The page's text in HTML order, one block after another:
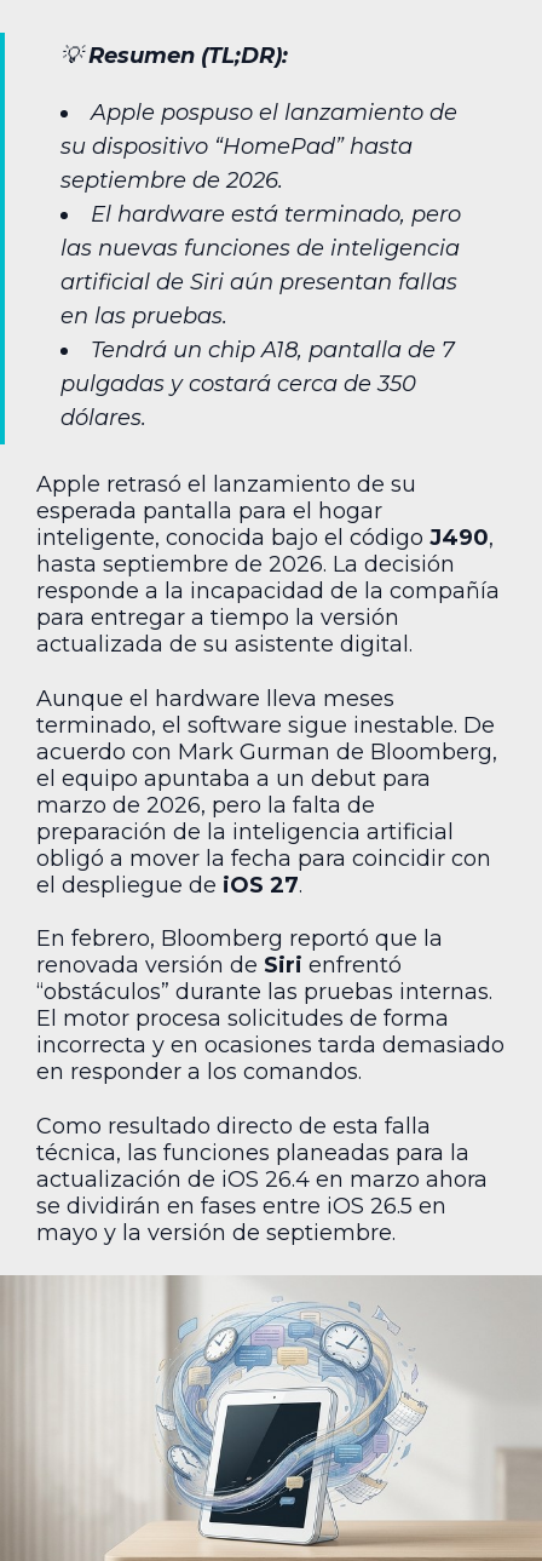
💡Resumen (TL;DR):
Apple pospuso el lanzamiento de
su dispositivo “HomePad” hasta
septiembre de 2026.
El hardware está terminado, pero
las nuevas funciones de inteligencia
artificial de Siri aún presentan fallas
en las pruebas.
Tendrá un chip A18, pantalla de 7
pulgadas y costará cerca de 350
dólares.
Apple retrasó el lanzamiento de su
esperada pantalla para el hogar
inteligente, conocida bajo el código J490,
hasta septiembre de 2026. La decisión
responde a la incapacidad de la compañía
para entregar a tiempo la versión
actualizada de su asistente digital.
Aunque el hardware lleva meses
terminado, el software sigue inestable. De
acuerdo con Mark Gurman de Bloomberg,
el equipo apuntaba a un debut para
marzo de 2026, pero la falta de
preparación de la inteligencia artificial
obligó a mover la fecha para coincidir con
el despliegue de iOS 27.
En febrero, Bloomberg reportó que la
renovada versión de Siri enfrentó
“obstáculos” durante las pruebas internas.
El motor procesa solicitudes de forma
incorrecta y en ocasiones tarda demasiado
en responder a los comandos.
Como resultado directo de esta falla
técnica, las funciones planeadas para la
actualización de iOS 26.4 en marzo ahora
se dividirán en fases entre iOS 26.5 en
mayo y la versión de septiembre.